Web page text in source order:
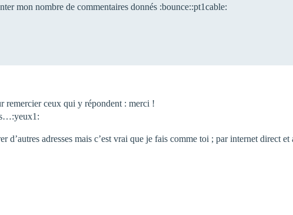
mon nombre de commentaires donnés :bounce::pt1cable:
remercier ceux qui y répondent : merci !
d’autres adresses mais c’est vrai que je fais comme toi ; par internet direct